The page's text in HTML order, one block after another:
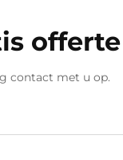
offerte
contact met u op.